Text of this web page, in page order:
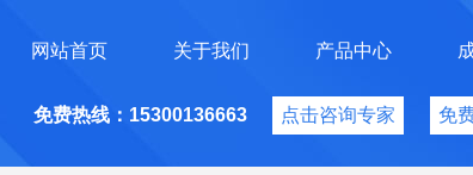
网站首页 关于我们 产品中心
免费热线：15300136663 点击咨询专家 免